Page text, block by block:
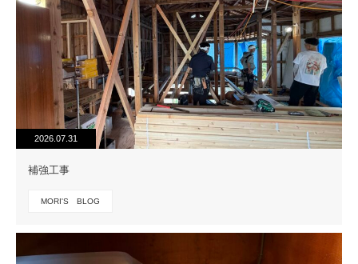
2026.07.31
補強工事
MORI'S BLOG